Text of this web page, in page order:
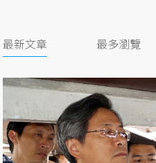
最新文章 最多瀏覽